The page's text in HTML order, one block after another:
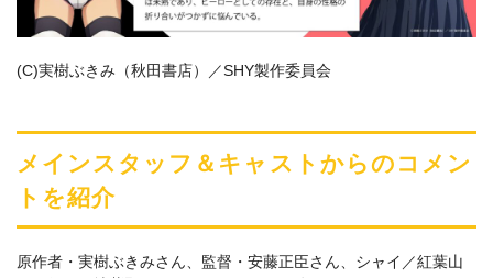
(C)実樹ぶきみ（秋田書店）／SHY製作委員会
メインスタッフ＆キャストからのコメン
トを紹介
原作者・実樹ぶきみさん、監督・安藤正臣さん、シャイ／紅葉山